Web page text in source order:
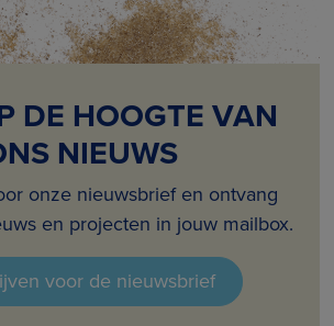
DE HOOGTE VAN
NIEUWS
onze nieuwsbrief en ontvang
en projecten in jouw mailbox.
voor de nieuwsbrief